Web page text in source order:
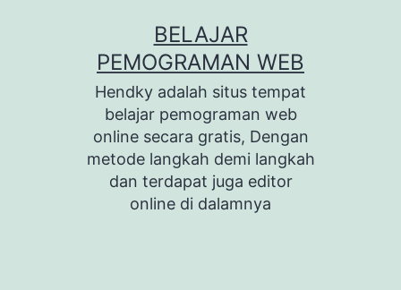
BELAJAR
PEMOGRAMAN WEB
Hendky adalah situs tempat
belajar pemograman web
online secara gratis, Dengan
metode langkah demi langkah
dan terdapat juga editor
online di dalamnya